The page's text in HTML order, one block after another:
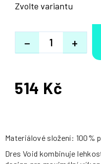
Zvolte variantu
+
−
514 Kč
Měrná
Materiálové složení: 100%
Dres Void kombinuje